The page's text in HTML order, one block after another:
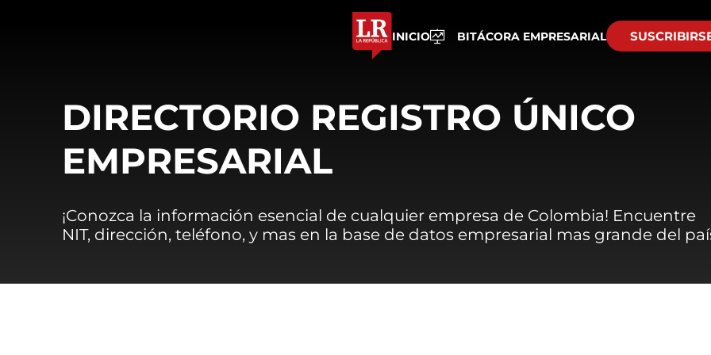
INICIO BITÁCORA EMPRESARIAL
DIRECTORIO REGISTRO ÚNICO
EMPRESARIAL
¡Conozca la información esencial de cualquier empresa de Colombia! Encuentre
NIT, dirección, teléfono, y mas en la base de datos empresarial mas grande del